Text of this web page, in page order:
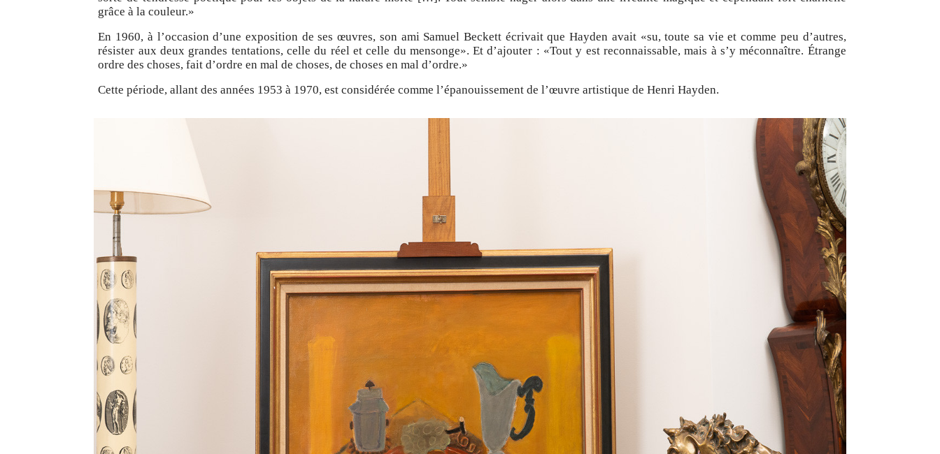
grâce à la couleur.»
En 1960, à l’occasion d’une exposition de ses œuvres, son ami Samuel Beckett écrivait que Hayden avait «su, toute sa vie et comme peu d’autres,
résister aux deux grandes tentations, celle du réel et celle du mensonge». Et d’ajouter : «Tout y est reconnaissable, mais à s’y méconnaître. Étrange
ordre des choses, fait d’ordre en mal de choses, de choses en mal d’ordre.»
Cette période, allant des années 1953 à 1970, est considérée comme l’épanouissement de l’œuvre artistique de Henri Hayden.